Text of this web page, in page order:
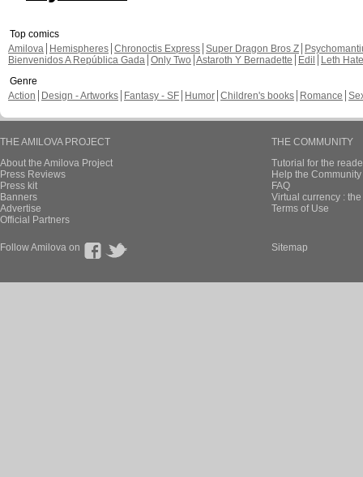
Top comics
Amilova
Hemispheres Chronoctis Express Super Dragon Bros Z
Bienvenidos A República Gada Only Two Astaroth Y Bernadette Edil
Leth Hate
Genre
Action
Design - Artworks Fantasy - SF Humor Children's books Romance
THE AMILOVA PROJECT
About the Amilova Project
Press Reviews
Press kit
Banners
Advertise
Official Partners
THE COMMUNITY
Tutorial for the
Help the
FAQ
Virtual currency :
Terms of Use
Follow Amilova on Sitemap